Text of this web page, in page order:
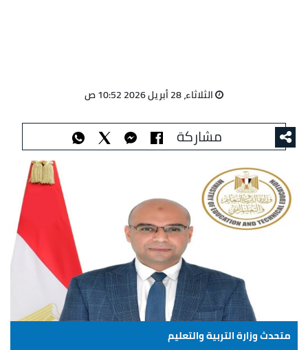
الثلاثاء، 28 أبريل 2026 10:52 ص
مشاركة
متحدث وزارة التربية والتعليم